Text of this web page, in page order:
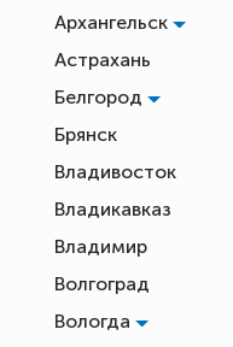
Архангельск
Астрахань
Белгород
Брянск
Владивосток
Владикавказ
Владимир
Волгоград
Вологда